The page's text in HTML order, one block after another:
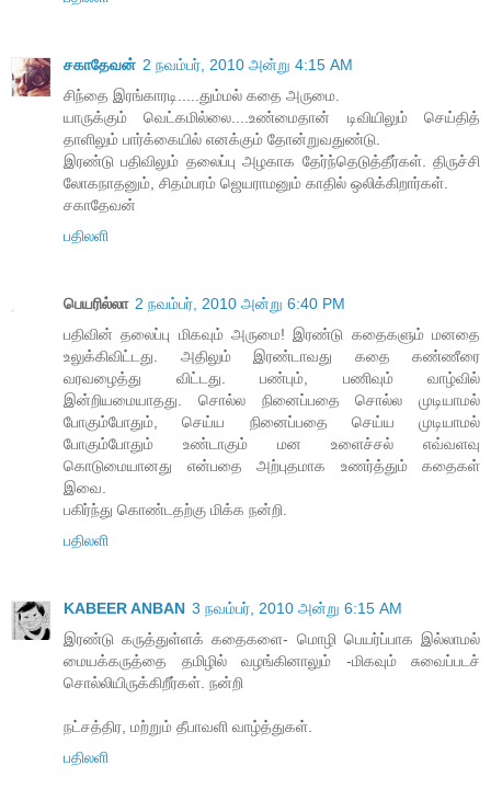
சகாதேவன் 2 நவம்பர், 2010 அன்று 4:15 AM
சிந்தை இரங்காரடி.....தும்மல் கதை அருமை.
யாருக்கும் வெட்கமில்லை....உண்மைதான் டிவியிலும் செய்தித்
தாளிலும் பார்க்கையில் எனக்கும் தோன்றுவதுண்டு.
இரண்டு பதிவிலும் தலைப்பு அழகாக தேர்ந்தெடுத்தீர்கள். திருச்சி
லோகநாதனும், சிதம்பரம் ஜெயராமனும் காதில் ஒலிக்கிறார்கள்.
சகாதேவன்
பதிலளி
பெயரில்லா 2 நவம்பர், 2010 அன்று 6:40 PM
பதிவின் தலைப்பு மிகவும் அருமை! இரண்டு கதைகளும் மனதை
உலுக்கிவிட்டது. அதிலும் இரண்டாவது கதை கண்ணீரை
வரவழைத்து விட்டது. பண்பும், பணிவும் வாழ்வில்
இன்றியமையாதது. சொல்ல நினைப்பதை சொல்ல முடியாமல்
போகும்போதும், செய்ய நினைப்பதை செய்ய முடியாமல்
போகும்போதும் உண்டாகும் மன உளைச்சல் எவ்வளவு
கொடுமையானது என்பதை அற்புதமாக உணர்த்தும் கதைகள்
இவை.
பகிர்ந்து கொண்டதற்கு மிக்க நன்றி.
பதிலளி
KABEER ANBAN 3 நவம்பர், 2010 அன்று 6:15 AM
இரண்டு கருத்துள்ளக் கதைகளை- மொழி பெயர்ப்பாக இல்லாமல்
மையக்கருத்தை தமிழில் வழங்கினாலும் -மிகவும் சுவைப்படச்
சொல்லியிருக்கிறீர்கள். நன்றி
நட்சத்திர, மற்றும் தீபாவளி வாழ்த்துகள்.
பதிலளி